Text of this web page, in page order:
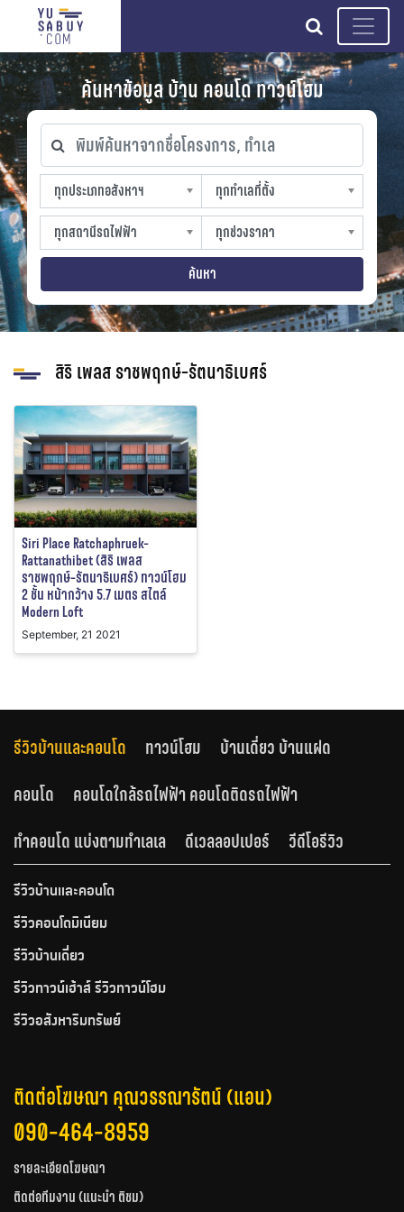
search
ค้นหาข้อมูล บ้าน คอนโด ทาวน์โฮม
พิมพ์ค้นหาจากชื่อโครงการ, ทำเล
ทุกประเภทอสังหาฯ
ทุกประเภทอสังหาฯ
sproperty
ทุกทำเลที่ตั้ง
ทุกทำเลที่ตั้ง
slocation
ทุกสถานีรถไฟฟ้า
ทุกสถานีรถไฟฟ้า
strain-station
ทุกช่วงราคา
ทุกช่วงราคา
sprice
ค้นหา
สิริ เพลส ราชพฤกษ์-รัตนาธิเบศร์
Siri Place Ratchaphruek-
Rattanathibet (สิริ เพลส
ราชพฤกษ์-รัตนาธิเบศร์) ทาวน์โฮม
2 ชั้น หน้ากว้าง 5.7 เมตร สไตล์
Modern Loft
September, 21 2021
รีวิวบ้านและคอนโด ทาวน์โฮม
บ้านเดี่ยว บ้านแฝด
คอนโด
คอนโดใกล้รถไฟฟ้า คอนโดติดรถไฟฟ้า
ทำคอนโด แบ่งตามทำเลเล
ดีเวลลอปเปอร์ วีดีโอรีวิว
รีวิวบ้านและคอนโด
รีวิวคอนโดมิเนียม
รีวิวบ้านเดี่ยว
รีวิวทาวน์เฮ้าส์ รีวิวทาวน์โฮม
รีวิวอสังหาริมทรัพย์
ติดต่อโฆษณา คุณวรรณารัตน์ (แอน)
090-464-8959
รายละเอียดโฆษณา
ติดต่อทีมงาน (แนะนำ ติชม)